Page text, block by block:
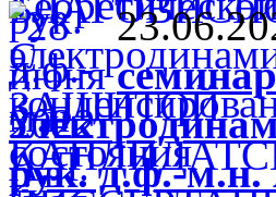
рук. д.ф.-